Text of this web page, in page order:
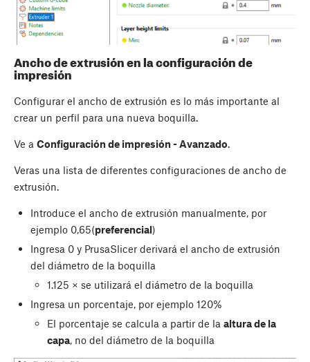
Ancho de extrusión en la configuración de
impresión
Configurar el ancho de extrusión es lo más importante al
crear un perfil para una nueva boquilla.
Ve a Configuración de impresión - Avanzado
Veras una lista de diferentes configuraciones de ancho de
extrusión.
Introduce el ancho de extrusión manualmente, por
ejemplo 0,65(preferencial)
Ingresa 0 y PrusaSlicer derivará el ancho de extrusión
del diámetro de la boquilla
1.125 × se utilizará el diámetro de la boquilla
Ingresa un porcentaje, por ejemplo 120%
El porcentaje se calcula a partir de la altura de la
capa, no del diámetro de la boquilla